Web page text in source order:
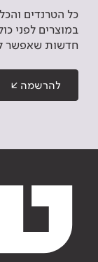
כל הטרנדים
במוצרים לפני
חדשות שאפשר
להרשמה